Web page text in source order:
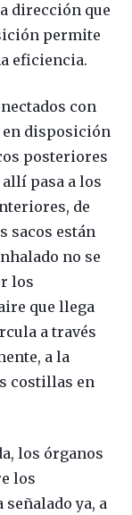
dirección que
permite
eficiencia.
con
en disposición
posteriores
pasa a los
de
sacos están
no se
los
que llega
a través
a la
costillas en
los órganos
los
señalado ya, a